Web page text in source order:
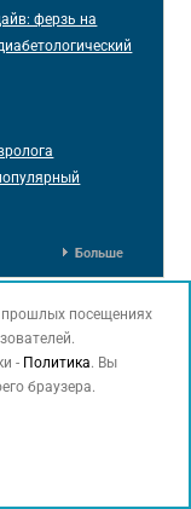
ферзь на
Больше
посещениях
- Политика. Вы
браузера.